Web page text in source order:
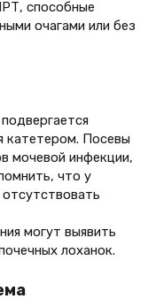
способные
очагами или без
катетером. Посевы
мочевой инфекции,
что у
могут выявить
лоханок.